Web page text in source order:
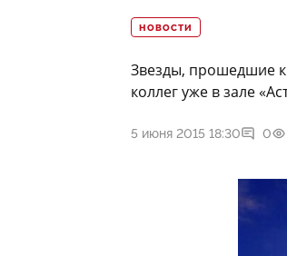
НОВОСТИ
Звезды, прошедшие
коллег уже в зале
5 июня 2015 18:30 0